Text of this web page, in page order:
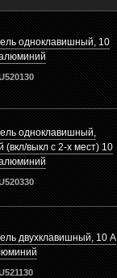
одноклавишный, 10
одноклавишный,
(вкл/выкл с 2-х мест) 10
двухклавишный, 10 А